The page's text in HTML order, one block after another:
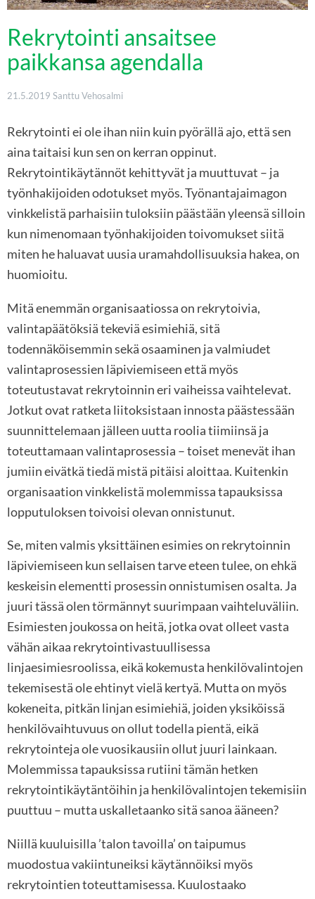
Rekrytointi ansaitsee
paikkansa agendalla
21.5.2019 Santtu Vehosalmi
Rekrytointi ei ole ihan niin kuin pyörällä ajo, että sen
aina taitaisi kun sen on kerran oppinut.
Rekrytointikäytännöt kehittyvät ja muuttuvat – ja
työnhakijoiden odotukset myös. Työnantajaimagon
vinkkelistä parhaisiin tuloksiin päästään yleensä silloin
kun nimenomaan työnhakijoiden toivomukset siitä
miten he haluavat uusia uramahdollisuuksia hakea, on
huomioitu.
Mitä enemmän organisaatiossa on rekrytoivia,
valintapäätöksiä tekeviä esimiehiä, sitä
todennäköisemmin sekä osaaminen ja valmiudet
valintaprosessien läpiviemiseen että myös
toteutustavat rekrytoinnin eri vaiheissa vaihtelevat.
Jotkut ovat ratketa liitoksistaan innosta päästessään
suunnittelemaan jälleen uutta roolia tiimiinsä ja
toteuttamaan valintaprosessia – toiset menevät ihan
jumiin eivätkä tiedä mistä pitäisi aloittaa. Kuitenkin
organisaation vinkkelistä molemmissa tapauksissa
lopputuloksen toivoisi olevan onnistunut.
Se, miten valmis yksittäinen esimies on rekrytoinnin
läpiviemiseen kun sellaisen tarve eteen tulee, on ehkä
keskeisin elementti prosessin onnistumisen osalta. Ja
juuri tässä olen törmännyt suurimpaan vaihteluväliin.
Esimiesten joukossa on heitä, jotka ovat olleet vasta
vähän aikaa rekrytointivastuullisessa
linjaesimiesroolissa, eikä kokemusta henkilövalintojen
tekemisestä ole ehtinyt vielä kertyä. Mutta on myös
kokeneita, pitkän linjan esimiehiä, joiden yksiköissä
henkilövaihtuvuus on ollut todella pientä, eikä
rekrytointeja ole vuosikausiin ollut juuri lainkaan.
Molemmissa tapauksissa rutiini tämän hetken
rekrytointikäytäntöihin ja henkilövalintojen tekemisiin
puuttuu – mutta uskalletaanko sitä sanoa ääneen?
Niillä kuuluisilla ’talon tavoilla’ on taipumus
muodostua vakiintuneiksi käytännöiksi myös
rekrytointien toteuttamisessa. Kuulostaako